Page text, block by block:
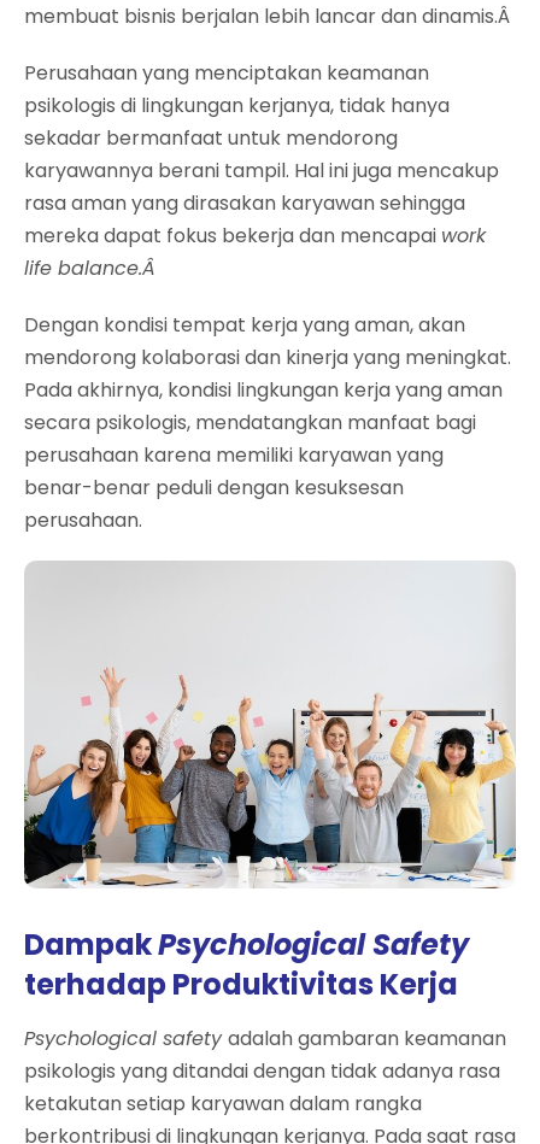
membuat bisnis berjalan lebih lancar dan dinamis.Â
Perusahaan yang menciptakan keamanan
psikologis di lingkungan kerjanya, tidak hanya
sekadar bermanfaat untuk mendorong
karyawannya berani tampil. Hal ini juga mencakup
rasa aman yang dirasakan karyawan sehingga
mereka dapat fokus bekerja dan mencapai work
life balance.Â
Dengan kondisi tempat kerja yang aman, akan
mendorong kolaborasi dan kinerja yang meningkat.
Pada akhirnya, kondisi lingkungan kerja yang aman
secara psikologis, mendatangkan manfaat bagi
perusahaan karena memiliki karyawan yang
benar-benar peduli dengan kesuksesan
perusahaan.
DampakPsychological Safety
terhadap Produktivitas Kerja
Psychological safetyadalah gambaran keamanan
psikologis yang ditandai dengan tidak adanya rasa
ketakutan setiap karyawan dalam rangka
berkontribusi di lingkungan kerjanya. Pada saat rasa